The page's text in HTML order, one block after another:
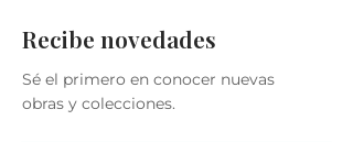
Recibe novedades
Sé el primero en conocer nuevas
obras y colecciones.